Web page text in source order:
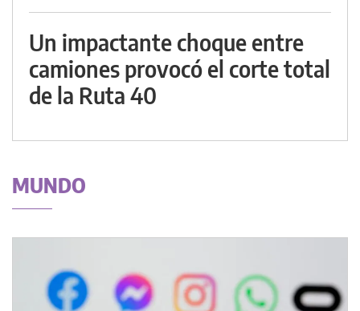
Un impactante choque entre
camiones provocó el corte total
de la Ruta 40
MUNDO